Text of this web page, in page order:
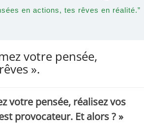
en actions, tes rêves en réalité.”
votre pensée,
».
votre pensée, réalisez vos
provocateur. Et alors ? »